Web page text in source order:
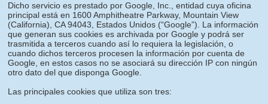
Dicho servicio es prestado por Google, Inc., entidad cuya oficina
principal está en 1600 Amphitheatre Parkway, Mountain View
(California), CA 94043, Estados Unidos (“Google”). La información
que generan sus cookies es archivada por Google y podrá ser
trasmitida a terceros cuando así lo requiera la legislación, o
cuando dichos terceros procesen la información por cuenta de
Google, en estos casos no se asociará su dirección IP con ningún
otro dato del que disponga Google.
Las principales cookies que utiliza son tres: